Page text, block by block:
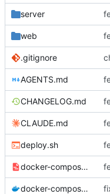
server
web
.gitignore
AGENTS.md
CHANGELOG.md
CLAUDE.md
deploy.sh
docker-compose.runner.yaml
docker-compose.yaml